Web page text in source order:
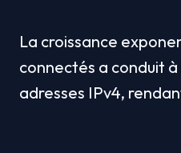
La croissance
connectés a conduit
adresses IPv4,